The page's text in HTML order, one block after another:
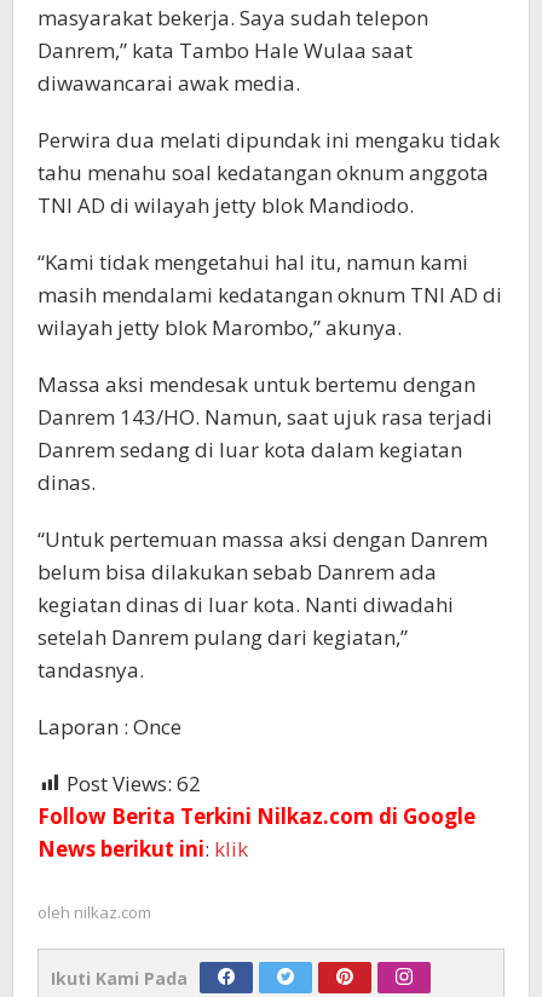
masyarakat bekerja. Saya sudah telepon
Danrem,” kata Tambo Hale Wulaa saat
diwawancarai awak media.
Perwira dua melati dipundak ini mengaku tidak
tahu menahu soal kedatangan oknum anggota
TNI AD di wilayah jetty blok Mandiodo.
“Kami tidak mengetahui hal itu, namun kami
masih mendalami kedatangan oknum TNI AD di
wilayah jetty blok Marombo,” akunya.
Massa aksi mendesak untuk bertemu dengan
Danrem 143/HO. Namun, saat ujuk rasa terjadi
Danrem sedang di luar kota dalam kegiatan
dinas.
“Untuk pertemuan massa aksi dengan Danrem
belum bisa dilakukan sebab Danrem ada
kegiatan dinas di luar kota. Nanti diwadahi
setelah Danrem pulang dari kegiatan,”
tandasnya.
Laporan : Once
Post Views: 62
Follow Berita Terkini Nilkaz.com di Google
News berikut ini: klik
oleh nilkaz.com
Ikuti Kami Pada